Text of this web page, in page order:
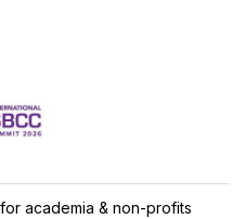
academia & non-profits